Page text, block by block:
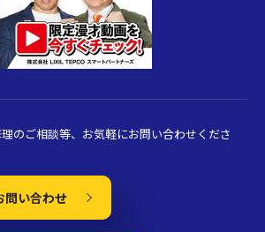
のご相談等、お気軽にお問い合わせくださ
問い合わせ